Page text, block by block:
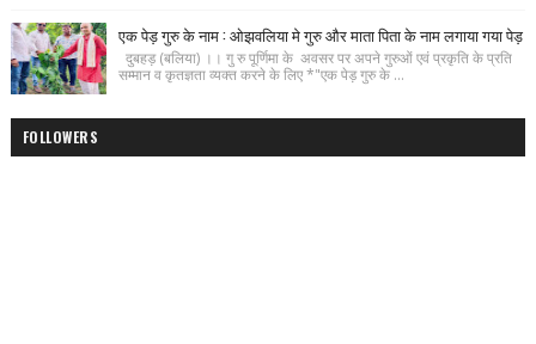
एक पेड़ गुरु के नाम : ओझवलिया मे गुरु और माता पिता के नाम लगाया गया पेड़
दुबहड़ (बलिया) ।। गु रु पूर्णिमा के अवसर पर अपने गुरुओं एवं प्रकृति के प्रति
सम्मान व कृतज्ञता व्यक्त करने के लिए *"एक पेड़ गुरु के ...
FOLLOWERS